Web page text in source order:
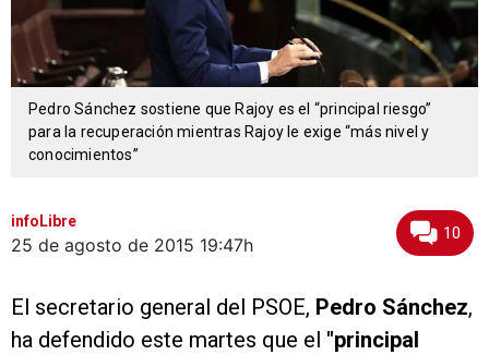
Pedro Sánchez sostiene que Rajoy es el “principal riesgo”
para la recuperación mientras Rajoy le exige “más nivel y
conocimientos”
infoLibre
25 de agosto de 2015 19:47h
10
El secretario general del PSOE, Pedro Sánchez,
ha defendido este martes que el "principal